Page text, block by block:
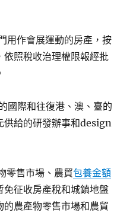
用作會展運動的房產，按
照稅收治理權限報經批
國際和往復港、澳、臺的
供給的研發辦事和design
零售市場、農貿包養金額
征收房產稅和城鎮地盤
農產物零售市場和農貿